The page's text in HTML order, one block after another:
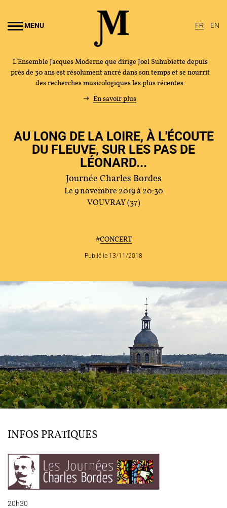
MENU FR EN
L'ENSEMBLE JACQUES MODERNE
JOËL SUHUBIETTE
AGENDA
PROGRAMMES
MÉDIATION CULTURELLE
Nous soutenir Vidéos
Actualités
L’Ensemble Jacques Moderne que dirige Joël Suhubiette depuis
près de 30 ans est résolument ancré dans son temps et se nourrit
des recherches musicologiques les plus récentes.
En savoir plus
AU LONG DE LA LOIRE, À L'ÉCOUTE
DU FLEUVE, SUR LES PAS DE
LÉONARD...
Journée Charles Bordes
Le 9 novembre 2019 à 20:30
VOUVRAY (37)
#CONCERT
Publié le 13/11/2018
INFOS PRATIQUES
20h30